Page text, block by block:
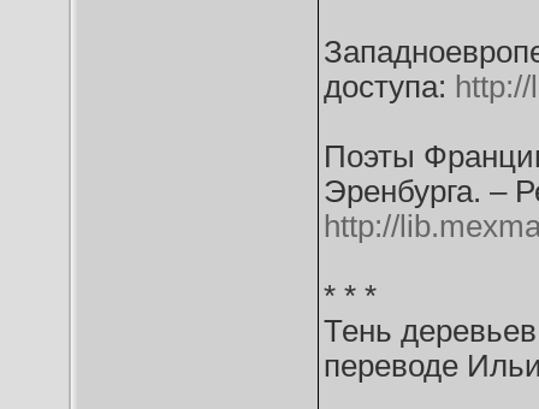
доступа:
Поэты
Эренбурга. –
http://
* * *
Тень
переводе